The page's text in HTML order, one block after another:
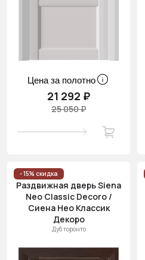
Цена за полотно
21 292 ₽
25 050 ₽
- 15% скидка
Раздвижная дверь Siena
Neo Classic Decoro /
Сиена Нео Классик
Декоро
Дуб торонто